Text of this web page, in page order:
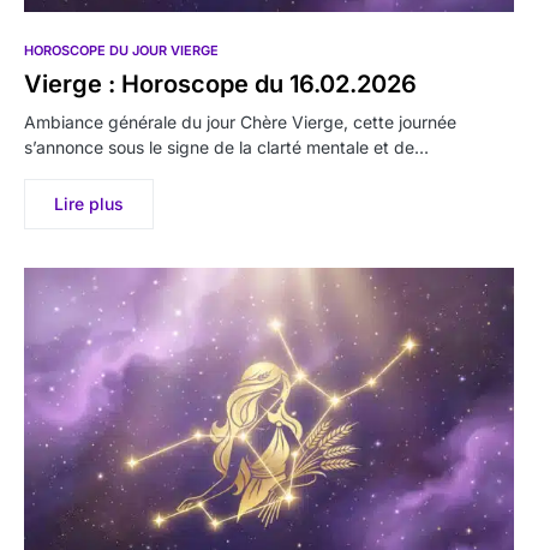
HOROSCOPE DU JOUR VIERGE
Vierge : Horoscope du 16.02.2026
Ambiance générale du jour Chère Vierge, cette journée
s’annonce sous le signe de la clarté mentale et de…
Lire plus